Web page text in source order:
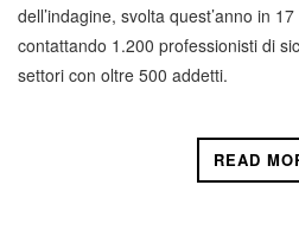
dell’indagine, svolta quest’anno in
contattando 1.200 professionisti di
settori con oltre 500 addetti.
READ